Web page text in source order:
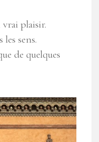
plaisir.
les sens.
de quelques